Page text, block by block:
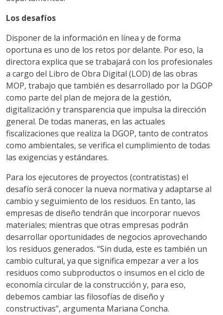
Los desafíos
Disponer de la información en línea y de forma
oportuna es uno de los retos por delante. Por eso, la
directora explica que se trabajará con los profesionales
a cargo del Libro de Obra Digital (LOD) de las obras
MOP, trabajo que también es desarrollado por la DGOP
como parte del plan de mejora de la gestión,
digitalización y transparencia que impulsa la dirección
general. De todas maneras, en las actuales
fiscalizaciones que realiza la DGOP, tanto de contratos
como ambientales, se verifica el cumplimiento de todas
las exigencias y estándares.
Para los ejecutores de proyectos (contratistas) el
desafío será conocer la nueva normativa y adaptarse al
cambio y seguimiento de los residuos. En tanto, las
empresas de diseño tendrán que incorporar nuevos
materiales; mientras que otras empresas podrán
desarrollar oportunidades de negocios aprovechando
los residuos generados. “Sin duda, este es también un
cambio cultural, ya que significa empezar a ver a los
residuos como subproductos o insumos en el ciclo de
economía circular de la construcción y, para eso,
debemos cambiar las filosofías de diseño y
constructivas”, argumenta Mariana Concha.